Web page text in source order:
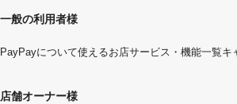
一般の利用者様
PayPayについて使えるお店サービス・機能一覧キ
店舗オーナー様